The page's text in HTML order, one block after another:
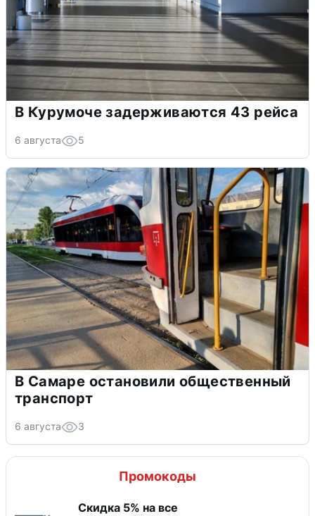
В Курумоче задерживаются 43 рейса
6 августа 5
В Самаре остановили общественный
транспорт
6 августа 3
Промокоды
Скидка 5% на все